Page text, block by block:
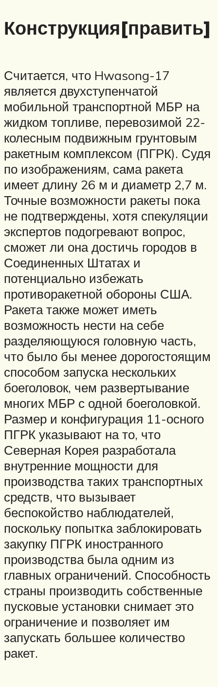
Конструкция[править]
Считается, что Hwasong-17
является двухступенчатой ​​
мобильной транспортной МБР на
жидком топливе, перевозимой 22-
колесным подвижным грунтовым
ракетным комплексом (ПГРК). Судя
по изображениям, сама ракета
имеет длину 26 м и диаметр 2,7 м.
Точные возможности ракеты пока
не подтверждены, хотя спекуляции
экспертов подогревают вопрос,
сможет ли она достичь городов в
Соединенных Штатах и ​​
потенциально избежать
противоракетной обороны США.
Ракета также может иметь
возможность нести на себе
разделяющуюся головную часть,
что было бы менее дорогостоящим
способом запуска нескольких
боеголовок, чем развертывание
многих МБР с одной боеголовкой.
Размер и конфигурация 11-осного
ПГРК указывают на то, что
Северная Корея разработала
внутренние мощности для
производства таких транспортных
средств, что вызывает
беспокойство наблюдателей,
поскольку попытка заблокировать
закупку ПГРК иностранного
производства была одним из
главных ограничений. Способность
страны производить собственные
пусковые установки снимает это
ограничение и позволяет им
запускать большее количество
ракет.